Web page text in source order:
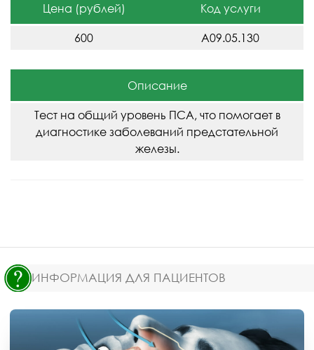
Цена (рублей) Код услуги
600 A09.05.130
Описание
Тест на общий уровень ПСА, что помогает в
диагностике заболеваний предстательной
железы.
ИНФОРМАЦИЯ ДЛЯ ПАЦИЕНТОВ